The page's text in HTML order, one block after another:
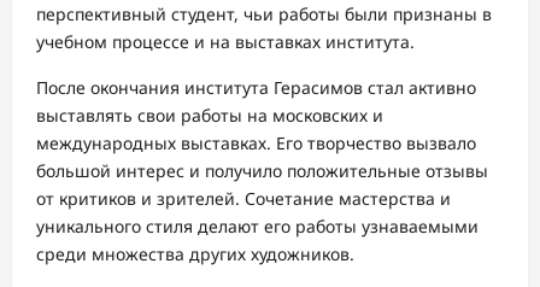
перспективный студент, чьи работы были признаны в
учебном процессе и на выставках института.
После окончания института Герасимов стал активно
выставлять свои работы на московских и
международных выставках. Его творчество вызвало
большой интерес и получило положительные отзывы
от критиков и зрителей. Сочетание мастерства и
уникального стиля делают его работы узнаваемыми
среди множества других художников.